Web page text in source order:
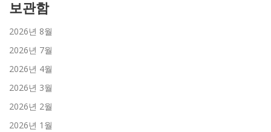
보관함
2026년 8월
2026년 7월
2026년 4월
2026년 3월
2026년 2월
2026년 1월